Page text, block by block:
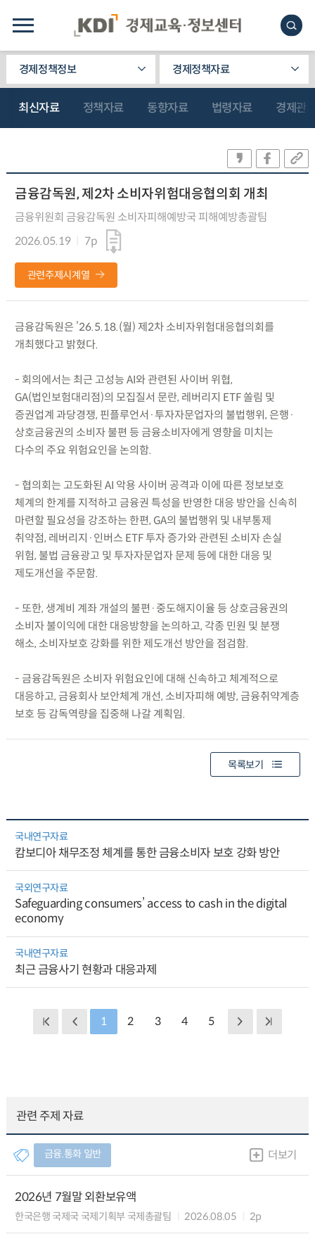
경제정책정보 경제정책자료
최신자료 정책자료 동향자료 법령자료 경제관
금융감독원, 제2차 소비자위험대응협의회 개최
금융위원회 금융감독원 소비자피해예방국 피해예방총괄팀
2026.05.19
7p
관련주제시계열
금융감독원은 ’26.5.18.(월) 제2차 소비자위험대응협의회를
개최했다고 밝혔다.
- 회의에서는 최근 고성능 AI와 관련된 사이버 위협,
GA(법인보험대리점)의 모집질서 문란, 레버리지 ETF 쏠림 및
증권업계 과당경쟁, 핀플루언서·투자자문업자의 불법행위, 은행·
상호금융권의 소비자 불편 등 금융소비자에게 영향을 미치는
다수의 주요 위험요인을 논의함.
- 협의회는 고도화된 AI 악용 사이버 공격과 이에 따른 정보보호
체계의 한계를 지적하고 금융권 특성을 반영한 대응 방안을 신속히
마련할 필요성을 강조하는 한편, GA의 불법행위 및 내부통제
취약점, 레버리지·인버스 ETF 투자 증가와 관련된 소비자 손실
위험, 불법 금융광고 및 투자자문업자 문제 등에 대한 대응 및
제도개선을 주문함.
- 또한, 생계비 계좌 개설의 불편·중도해지이율 등 상호금융권의
소비자 불이익에 대한 대응방향을 논의하고, 각종 민원 및 분쟁
해소, 소비자보호 강화를 위한 제도개선 방안을 점검함.
- 금융감독원은 소비자 위험요인에 대해 신속하고 체계적으로
대응하고, 금융회사 보안체계 개선, 소비자피해 예방, 금융취약계층
보호 등 감독역량을 집중해 나갈 계획임.
목록보기
국내연구자료
캄보디아 채무조정 체계를 통한 금융소비자 보호 강화 방안
국외연구자료
Safeguarding consumers’ access to cash in the digital
economy
국내연구자료
최근 금융사기 현황과 대응과제
1 2 3 4 5
관련 주제 자료
금융.통화 일반 더보기
2026년 7월말 외환보유액
한국은행 국제국 국제기획부 국제총괄팀 2026.08.05 2p